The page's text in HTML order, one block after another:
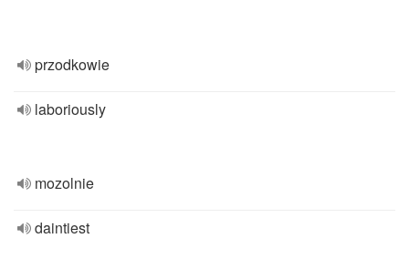
przodkowie
laboriously
mozolnie
daintiest